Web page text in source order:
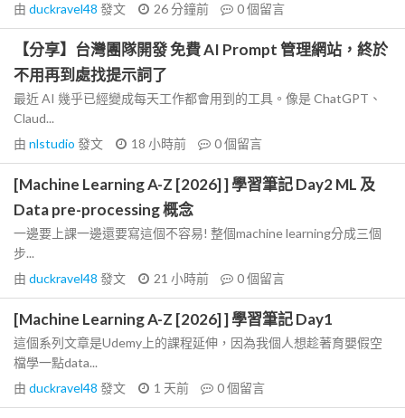
由 duckravel48 發文 26 分鐘前 0個留言
【分享】台灣團隊開發 免費 AI Prompt 管理網站，終於
不用再到處找提示詞了
最近 AI 幾乎已經變成每天工作都會用到的工具。像是 ChatGPT、
Claud...
由 nlstudio 發文 18 小時前 0個留言
[Machine Learning A-Z [2026] ] 學習筆記 Day2 ML 及
Data pre-processing 概念
一邊要上課一邊還要寫這個不容易! 整個machine learning分成三個
步...
由 duckravel48 發文 21 小時前 0個留言
[Machine Learning A-Z [2026] ] 學習筆記 Day1
這個系列文章是Udemy上的課程延伸，因為我個人想趁著育嬰假空
檔學一點data...
由 duckravel48 發文 1 天前 0個留言